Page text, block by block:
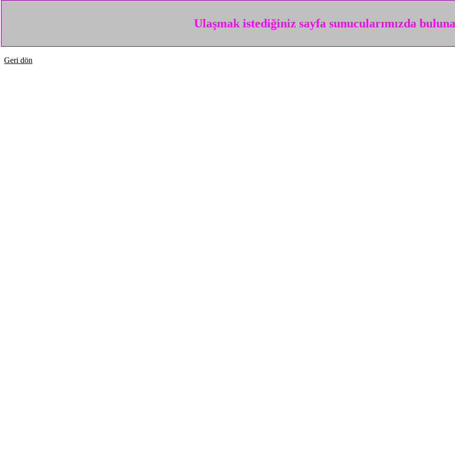
Ulaşmak istediğiniz sayfa sunucularımızda
Geri dön